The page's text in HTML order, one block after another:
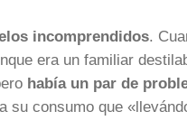
incomprendidos.
era un familiar
había un par de
su consumo que